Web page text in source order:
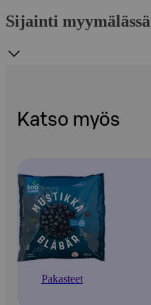
Sijainti myymälässä
Katso myös
Pakasteet